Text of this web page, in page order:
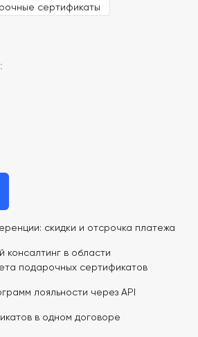
сертификаты
скидки и отсрочка платежа
в области
подарочных сертификатов
лояльности через API
в одном договоре